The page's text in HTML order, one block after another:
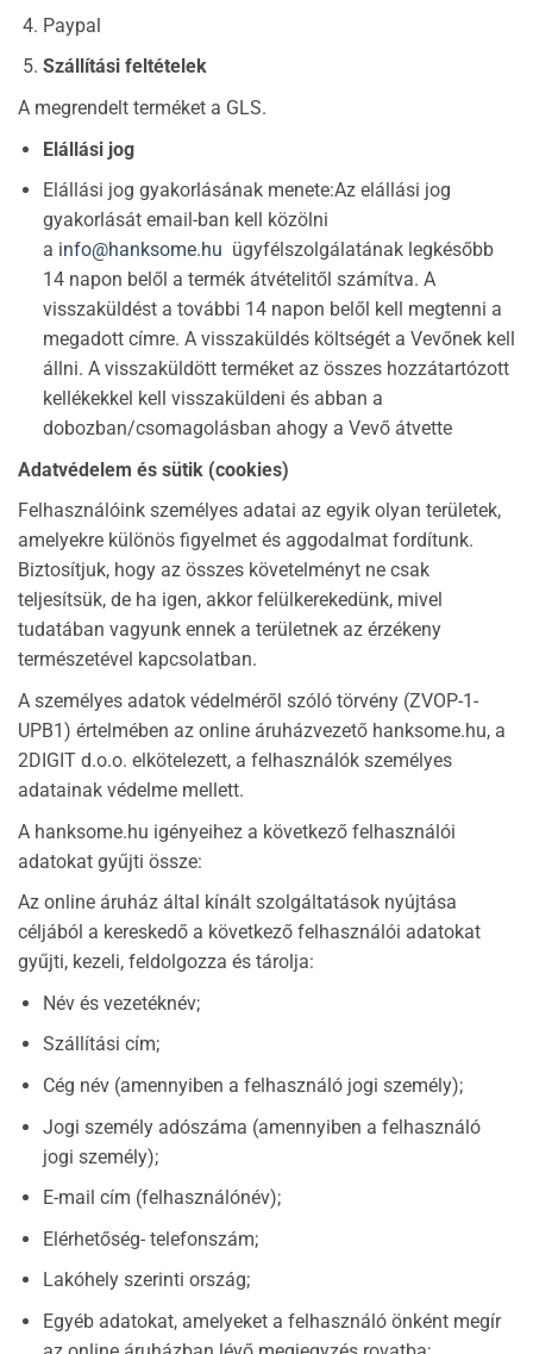
Paypal
Szállítási feltételek
A megrendelt terméket a GLS.
Elállási jog
Elállási jog gyakorlásának menete:Az elállási jog
gyakorlását email-ban kell közölni
a info@hanksome.hu ügyfélszolgálatának legkésőbb
14 napon belől a termék átvételitől számítva. A
visszaküldést a további 14 napon belől kell megtenni a
megadott címre. A visszaküldés költségét a Vevőnek kell
állni. A visszaküldött terméket az összes hozzátartózott
kellékekkel kell visszaküldeni és abban a
dobozban/csomagolásban ahogy a Vevő átvette
Adatvédelem és sütik (cookies)
Felhasználóink személyes adatai az egyik olyan területek,
amelyekre különös figyelmet és aggodalmat fordítunk.
Biztosítjuk, hogy az összes követelményt ne csak
teljesítsük, de ha igen, akkor felülkerekedünk, mivel
tudatában vagyunk ennek a területnek az érzékeny
természetével kapcsolatban.
A személyes adatok védelméről szóló törvény (ZVOP-1-
UPB1) értelmében az online áruházvezető hanksome.hu, a
2DIGIT d.o.o. elkötelezett, a felhasználók személyes
adatainak védelme mellett.
A hanksome.hu igényeihez a következő felhasználói
adatokat gyűjti össze:
Az online áruház által kínált szolgáltatások nyújtása
céljából a kereskedő a következő felhasználói adatokat
gyűjti, kezeli, feldolgozza és tárolja:
Név és vezetéknév;
Szállítási cím;
Cég név (amennyiben a felhasználó jogi személy);
Jogi személy adószáma (amennyiben a felhasználó
jogi személy);
E-mail cím (felhasználónév);
Elérhetőség- telefonszám;
Lakóhely szerinti ország;
Egyéb adatokat, amelyeket a felhasználó önként megír